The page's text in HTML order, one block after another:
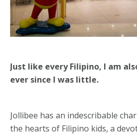
Just like every Filipino, I am
ever since I was little.
Jollibee has an indescribable
the hearts of Filipino kids, a